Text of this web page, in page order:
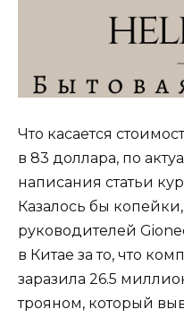
Что касается
в 83 доллара, по
написания статьи
Казалось бы
руководителей
в Китае за то, что
заразила 26.5
трояном, который